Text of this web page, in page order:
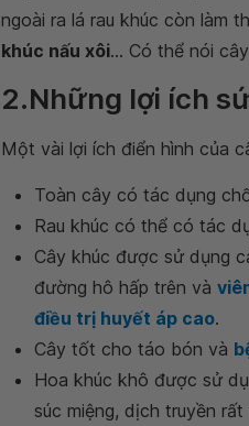
ngoài ra lá rau khúc còn làm
khúc nấu xôi... Có thể nói
2.Những lợi ích
Một vài lợi ích điển hình của
Toàn cây có tác dụng
Rau khúc có thể có tác
Cây khúc được sử dụng
đường hô hấp trên và
điều trị huyết áp cao.
Cây tốt cho táo bón và
Hoa khúc khô được sử
súc miệng, dịch truyền